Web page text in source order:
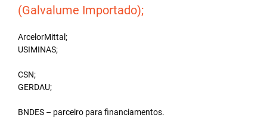
(Galvalume Importado);
ArcelorMittal;
USIMINAS;
CSN;
GERDAU;
BNDES – parceiro para financiamentos.